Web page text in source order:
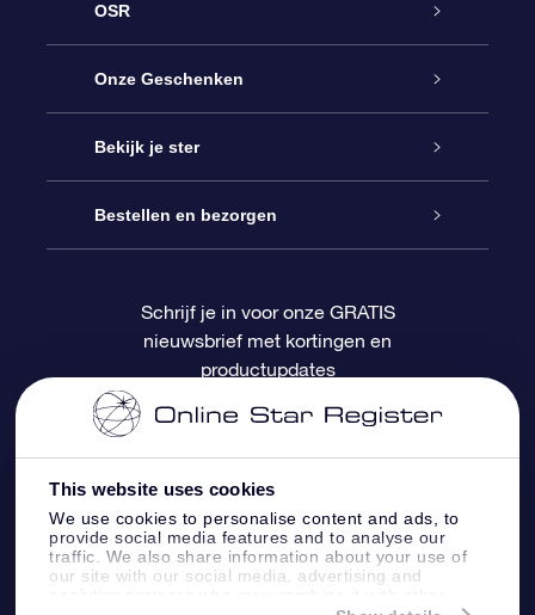
This website uses cookies
We use cookies to personalise content and ads, to
provide social media features and to analyse our
traffic. We also share information about your use of
our site with our social media, advertising and
OSR
Service
Contact
Blog
OSR Recensies
Onze Geschenken
Online Star Gift
OSR Cadeaupakket
OSR Cadeaukaart
Relatiegeschenken
Bekijk je ster
Sterrenregister
Gepersonaliseerde sterrenpagina
One Million Stars
OSR Starsaver
Fly me to the Stars App
Bestellen en bezorgen
Betalingsinformatie
Verzendinformatie
Retourbeleid
Constellaties
Schrijf je in voor onze GRATIS
nieuwsbrief met kortingen en
productupdates